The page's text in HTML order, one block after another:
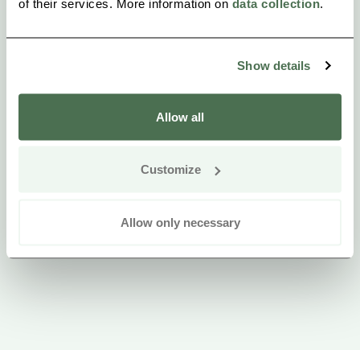
of their services. More information on data collection
Show details
Allow all
Customize
Allow only necessary